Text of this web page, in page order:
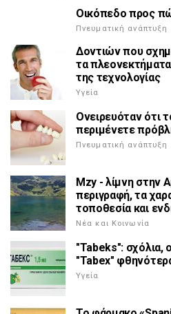
Οικόπεδο προς
Πνευματική ανάπτυξη
Δοντιών που
τα
της τεχνολογίας
Υγεία
Ονειρευόταν ότι
περιμένετε
Πνευματική ανάπτυξη
Mzy - λίμνη στην
περιγραφή, τα
τοποθεσία και
Νέα και Κοινωνία
"Tabeks": σχόλια,
"Tabex"
Υγεία